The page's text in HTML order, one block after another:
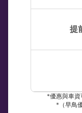
提
*優惠與車
*（早鳥